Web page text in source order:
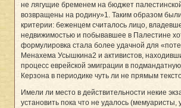
не лягущие бременем на бюджет
возвращены на родину»1. Таким образом
критерии: беженцем считалось лицо,
недвижимостью и побывавшее в Палестине
формулировка стала более удачной для
Менахема Усышкина2 и активистов,
процесс еврейской эмиграции в
Керзона в периодике чуть ли не прямым
Имели ли место в действительности некие
установить пока что не удалось